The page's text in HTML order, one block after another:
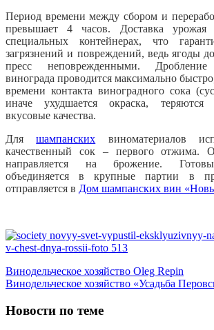
Период времени между сбором и
превышает 4 часов. Доставка урожая
специальных контейнерах, что
загрязнений и повреждений, ведь ягоды
пресс неповрежденными.
винограда проводится максимально
времени контакта виноградного сока
иначе ухудшается окраска, теряются
вкусовые качества.
Для
шампанских виноматериалов
качественный сок – первого отжима.
направляется на брожение.
объединяется в крупные партии в
отправляется в Дом шампанских вин
Винодельческое хозяйство Oleg Repin
Винодельческое хозяйство «Усадьба
Новости по теме